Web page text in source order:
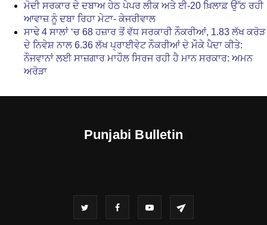
ਮੋਦੀ ਸਰਕਾਰ ਦੇ ਦਬਾਅ ਹੇਠ ਪੇਪਰ ਲੀਕ ਅਤੇ ਈ-20 ਖ਼ਿਲਾਫ਼ ਉੱਠ ਰਹੀ
ਆਵਾਜ਼ ਨੂੰ ਦਬਾ ਰਿਹਾ ਮੇਟਾ- ਕੇਜਰੀਵਾਲ
ਸਾਢੇ 4 ਸਾਲਾਂ ‘ਚ 68 ਹਜ਼ਾਰ ਤੋਂ ਵੱਧ ਸਰਕਾਰੀ ਨੌਕਰੀਆਂ, 1.83 ਲੱਖ ਕਰੋੜ
ਦੇ ਨਿਵੇਸ਼ ਨਾਲ 6.36 ਲੱਖ ਪ੍ਰਾਈਵੇਟ ਨੌਕਰੀਆਂ ਦੇ ਮੌਕੇ ਪੈਦਾ ਕੀਤੇ:
ਨੌਜਵਾਨਾਂ ਲਈ ਸਾਜ਼ਗਾਰ ਮਾਹੌਲ ਸਿਰਜ ਰਹੀ ਹੈ ਮਾਨ ਸਰਕਾਰ: ਅਮਨ
ਅਰੋੜਾ
Punjabi Bulletin